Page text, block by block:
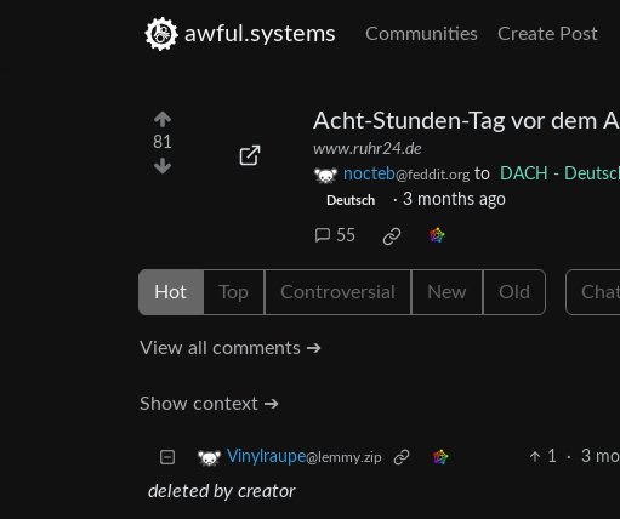
awful.systems Communities Create Post
81
Acht-Stunden-Tag vor dem
www.ruhr24.de
nocteb@feddit.org to DACH -
Deutsch · 3 months ago
55
Hot Top Controversial New Old
View all comments ➔
Show context ➔
Vinylraupe@lemmy.zip 1 · 3
deleted by creator